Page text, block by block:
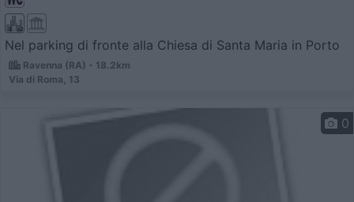
Nel parking di fronte alla Chiesa di Santa Maria in Porto
Ravenna (RA) - 18.2km
Via di Roma, 13
0